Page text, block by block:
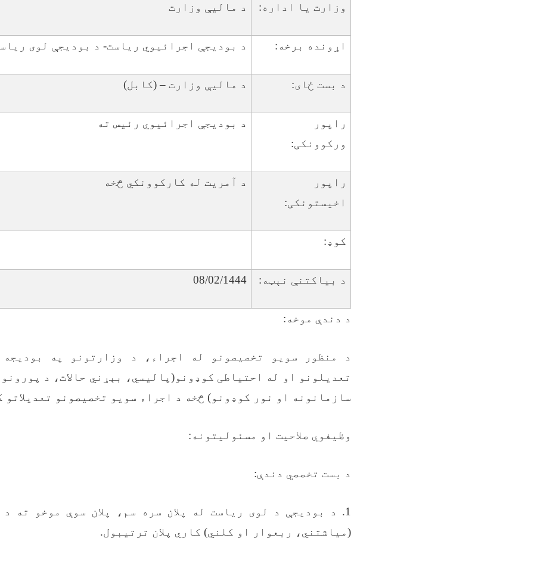
وزارت یا اداره: د مالیې وزارت
اړونده برخه: د بودیجې اجرائیوي ریاست- د بودیجې لوی
د بست ځای: د مالیې وزارت – (کابل)
راپور
ورکوونکی:
د بودیجې اجرائیوي رئیس ته
راپور
اخیستونکی:
د آمریت له کارکوونکي څخه
کوډ:
د بیاکتنې نېټه: 08/02/1444
د دندې موخه:
د منظور سویو تخصیصونو له اجراء، د وزارتونو په
تعدیلونو او له احتیاطی کوډونو(پالیسي، بېړني حالات، د
سازمانونه او نور کوډونو) څخه د اجراء سویو تخصیصونو تعدیلاتو
وظیفوي صلاحیت او مسئولیتونه:
د بست تخصصي دندې:
1. د بودیجې د لوی ریاست له پلان سره سم، پلان سوې موخو ته
(میاشتني، ربعوار او کلني) کاري پلان ترتیبول.